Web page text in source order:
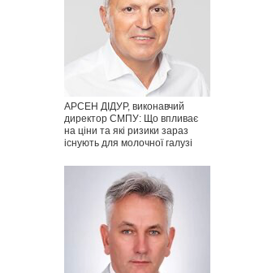
АРСЕН ДІДУР, виконавчий
директор СМПУ: Що впливає
на ціни та які ризики зараз
існують для молочної галузі